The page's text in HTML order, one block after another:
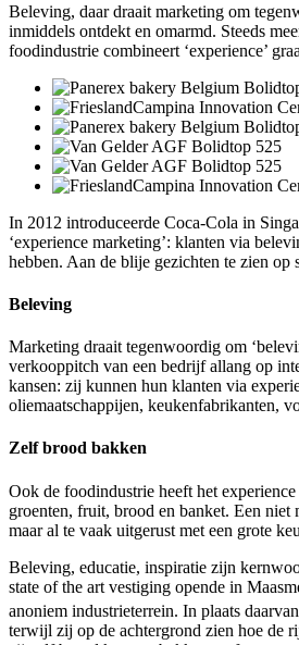
Beleving, daar draait marketing om
inmiddels ontdekt en omarmd. Steeds
foodindustrie combineert ‘experience’
In 2012 introduceerde Coca-Cola in
‘experience marketing’: klanten via
hebben. Aan de blije gezichten te zien op
Beleving
Marketing draait tegenwoordig om
verkooppitch van een bedrijf allang op
kansen: zij kunnen hun klanten via
oliemaatschappijen, keukenfabrikanten,
Zelf brood bakken
Ook de foodindustrie heeft het
groenten, fruit, brood en banket. Een
maar al te vaak uitgerust met een grote
Beleving, educatie, inspiratie zijn
state of the art vestiging opende in
anoniem industrieterrein. In plaats
terwijl zij op de achtergrond zien hoe de